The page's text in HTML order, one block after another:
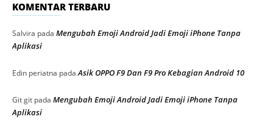
KOMENTAR TERBARU
Salvira pada Mengubah Emoji Android Jadi Emoji iPhone Tanpa
Aplikasi
Edin periatna padaAsik OPPO F9 Dan F9 Pro Kebagian Android 10
Git git pada Mengubah Emoji Android Jadi Emoji iPhone Tanpa
Aplikasi